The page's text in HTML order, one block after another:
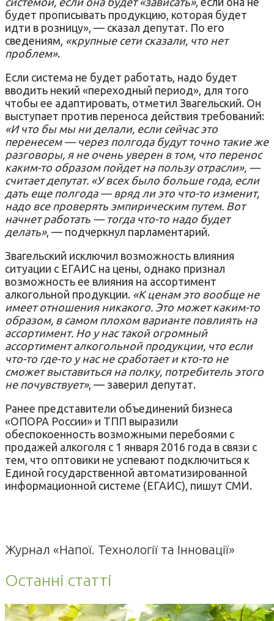
будет прописывать продукцию, которая будет
идти в розницу», — сказал депутат. По его
сведениям, «крупные сети сказали, что нет
проблем».
Если система не будет работать, надо будет
вводить некий «переходный период», для того
чтобы ее адаптировать, отметил Звагельский. Он
выступает против переноса действия требований:
«И что бы мы ни делали, если сейчас это
перенесем — через полгода будут точно такие же
разговоры, я не очень уверен в том, что перенос
каким-то образом пойдет на пользу отрасли», —
считает депутат. «У всех было больше года, если
дать еще полгода — вряд ли это что-то изменит,
надо все проверять эмпирическим путем. Вот
начнет работать — тогда что-то надо будет
делать», — подчеркнул парламентарий.
Звагельский исключил возможность влияния
ситуации с ЕГАИС на цены, однако признал
возможность ее влияния на ассортимент
алкогольной продукции. «К ценам это вообще не
имеет отношения никакого. Это может каким-то
образом, в самом плохом варианте повлиять на
ассортимент. Но у нас такой огромный
ассортимент алкогольной продукции, что если
что-то где-то у нас не сработает и кто-то не
сможет выставиться на полку, потребитель этого
не почувствует», — заверил депутат.
Ранее представители объединений бизнеса
«ОПОРА России» и ТПП выразили
обеспокоенность возможными перебоями с
продажей алкоголя с 1 января 2016 года в связи с
тем, что оптовики не успевают подключиться к
Единой государственной автоматизированной
информационной системе (ЕГАИС), пишут СМИ.
Журнал «Напої. Технології та Інновації»
Останні статті